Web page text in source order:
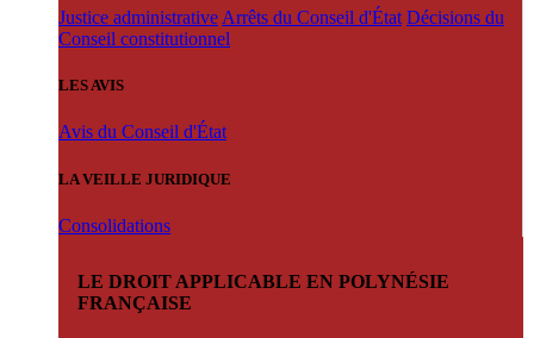
Justice administrative Arrêts du Conseil d'État Décisions du
Conseil constitutionnel
LES AVIS
Avis du Conseil d'État
LA VEILLE JURIDIQUE
Consolidations
LE DROIT APPLICABLE EN POLYNÉSIE
FRANÇAISE